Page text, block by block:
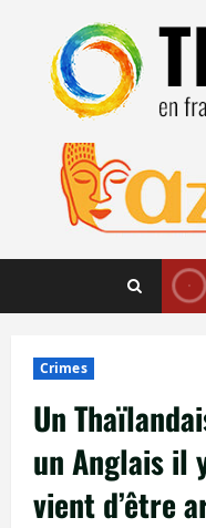
contenu
Crimes
Un
un Anglais il
vient d’être